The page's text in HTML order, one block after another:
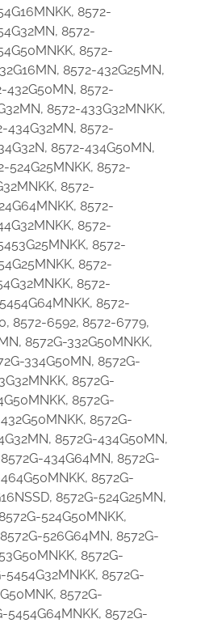
8572-
8572-
8572-
8572-432G25MN,
432G50MN, 8572-
8572-433G32MNKK,
434G32MN, 8572-
8572-434G50MN,
524G25MNKK, 8572-
8572-
8572-
8572-
8572-
8572-
8572-
8572-
8572-6592, 8572-6779,
8572G-332G50MNKK,
334G50MN, 8572G-
8572G-
8572G-
8572G-
8572G-434G50MN,
434G64MN, 8572G-
8572G-
8572G-524G25MN,
524G50MNKK,
526G64MN, 8572G-
8572G-
5454G32MNKK, 8572G-
8572G-
5454G64MNKK, 8572G-